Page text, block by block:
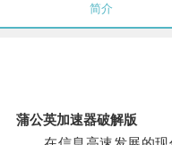
简介
蒲公英加速器破解版